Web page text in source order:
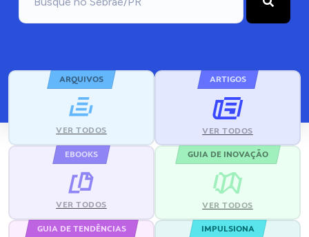
ARQUIVOS
VER TODOS
ARTIGOS
VER TODOS
EBOOKS
VER TODOS
GUIA DE INOVAÇÃO
VER TODOS
GUIA DE TENDÊNCIAS IMPULSIONA